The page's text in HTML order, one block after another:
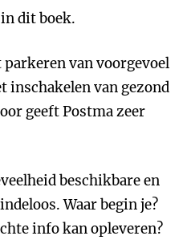
dit boek.
van voorgevoel
inschakelen van gezond
geeft Postma zeer
beschikbare en
Waar begin je?
info kan opleveren?